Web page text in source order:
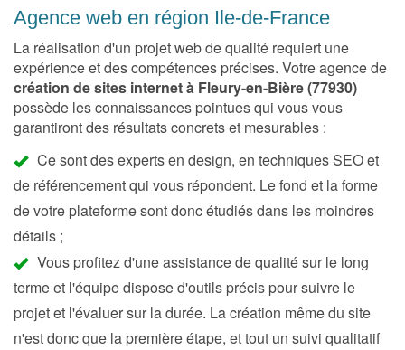
Agence web en région Ile-de-France
La réalisation d'un projet web de qualité requiert une
expérience et des compétences précises. Votre agence de
création de sites internet à Fleury-en-Bière (77930)
possède les connaissances pointues qui vous vous
garantiront des résultats concrets et mesurables :
Ce sont des experts en design, en techniques SEO et
de référencement qui vous répondent. Le fond et la forme
de votre plateforme sont donc étudiés dans les moindres
détails ;
Vous profitez d'une assistance de qualité sur le long
terme et l'équipe dispose d'outils précis pour suivre le
projet et l'évaluer sur la durée. La création même du site
n'est donc que la première étape, et tout un suivi qualitatif